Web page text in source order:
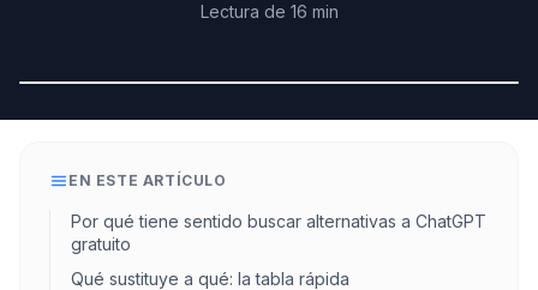
Lectura de 16 min
EN ESTE ARTÍCULO
Por qué tiene sentido buscar alternativas a ChatGPT
gratuito
Qué sustituye a qué: la tabla rápida